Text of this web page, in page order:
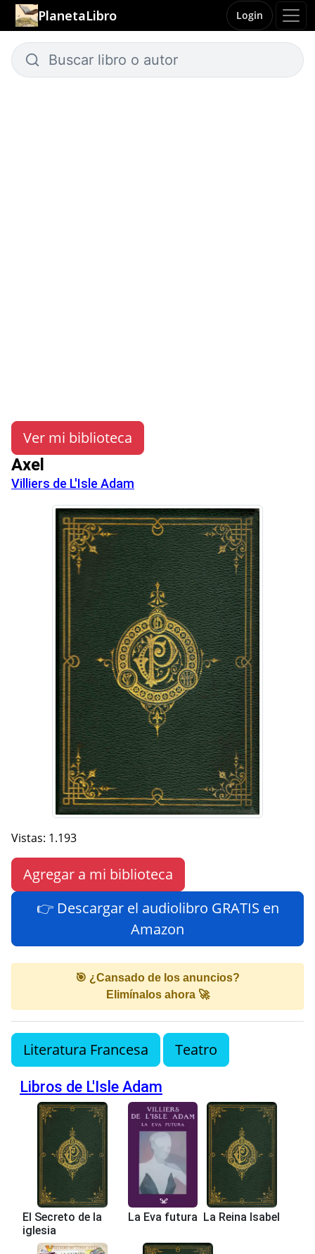
PlanetaLibro Login
Ver mi biblioteca
Axel
Villiers de L'Isle Adam
Vistas: 1.193
Agregar a mi biblioteca
👉 Descargar el audiolibro GRATIS en
Amazon
🎯 ¿Cansado de los anuncios?
Elimínalos ahora 🚀
Literatura Francesa Teatro
Libros de L'Isle Adam
El Secreto de la
iglesia
La Eva futura La Reina Isabel